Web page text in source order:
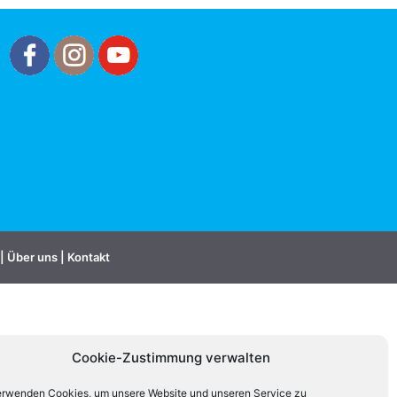
Cookie-Zustimmung verwalten
Cookies, um unsere Website und unseren Service zu
Über uns Kontakt